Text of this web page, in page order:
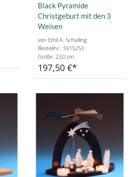
Black Pyramide
Christgeburt mit den 3
Weisen
von Emil A. Schalling
Bestellnr.: SV1S253
Größe: 23,0 cm
197,50 €